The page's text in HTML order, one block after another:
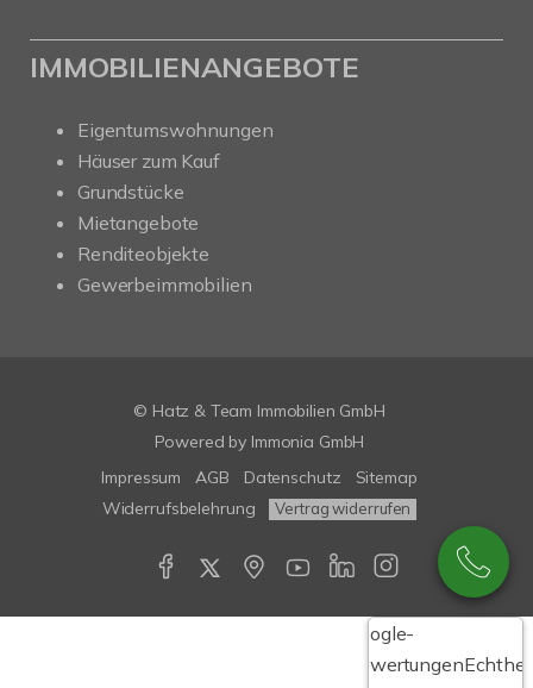
IMMOBILIENANGEBOTE
Eigentumswohnungen
Häuser zum Kauf
Grundstücke
Mietangebote
Renditeobjekte
Gewerbeimmobilien
© Hatz & Team Immobilien GmbH
Powered by Immonia GmbH
Impressum
AGB Datenschutz
Sitemap
Widerrufsbelehrung
Vertrag widerrufen
Google-
Bewertungen